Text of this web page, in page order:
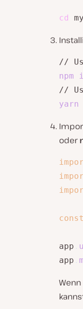
cd
//
npm
//
yarn
oder
app
app